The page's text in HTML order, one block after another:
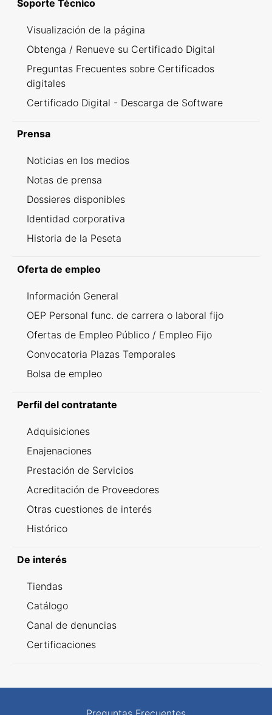
Soporte Técnico
Visualización de la página
Obtenga / Renueve su Certificado Digital
Preguntas Frecuentes sobre Certificados
digitales
Certificado Digital - Descarga de Software
Prensa
Noticias en los medios
Notas de prensa
Dossieres disponibles
Identidad corporativa
Historia de la Peseta
Oferta de empleo
Información General
OEP Personal func. de carrera o laboral fijo
Ofertas de Empleo Público / Empleo Fijo
Convocatoria Plazas Temporales
Bolsa de empleo
Perfil del contratante
Adquisiciones
Enajenaciones
Prestación de Servicios
Acreditación de Proveedores
Otras cuestiones de interés
Histórico
De interés
Tiendas
Catálogo
Canal de denuncias
Certificaciones